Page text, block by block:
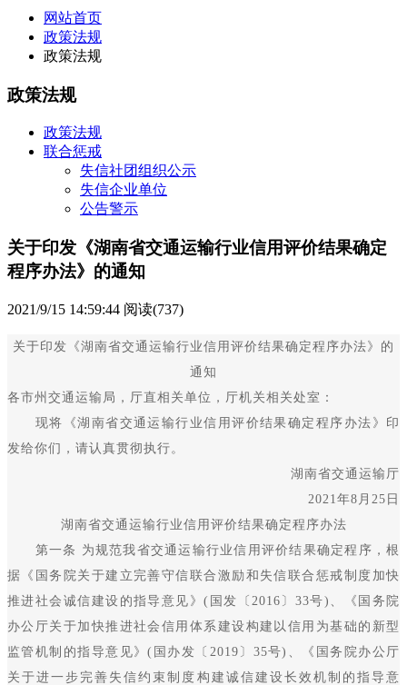
网站首页
政策法规
政策法规
政策法规
政策法规
联合惩戒
失信社团组织公示
失信企业单位
公告警示
关于印发《湖南省交通运输行业信用评价结果确定
程序办法》的通知
2021/9/15 14:59:44 阅读(737)
关于印发《湖南省交通运输行业信用评价结果确定程序办法》的
通知
各市州交通运输局，厅直相关单位，厅机关相关处室：
现将《湖南省交通运输行业信用评价结果确定程序办法》印
发给你们，请认真贯彻执行。
湖南省交通运输厅
2021年8月25日
湖南省交通运输行业信用评价结果确定程序办法
第一条 为规范我省交通运输行业信用评价结果确定程序，根
据《国务院关于建立完善守信联合激励和失信联合惩戒制度加快
推进社会诚信建设的指导意见》(国发〔2016〕33号)、《国务院
办公厅关于加快推进社会信用体系建设构建以信用为基础的新型
监管机制的指导意见》(国办发〔2019〕35号)、《国务院办公厅
关于进一步完善失信约束制度构建诚信建设长效机制的指导意